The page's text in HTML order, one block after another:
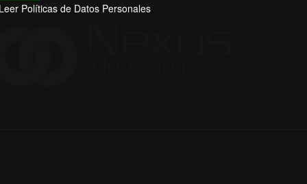
Políticas de Datos Personales